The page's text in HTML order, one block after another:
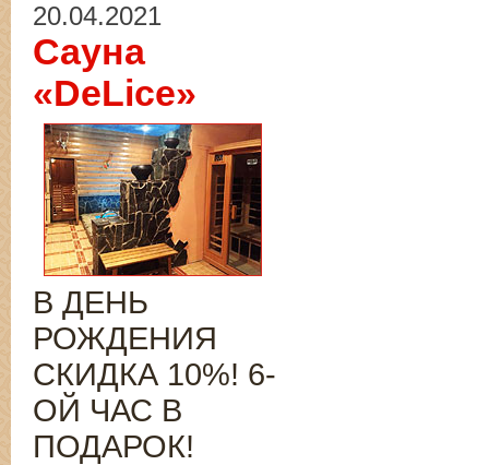
20.04.2021
Сауна
«DeLice»
В ДЕНЬ
РОЖДЕНИЯ
СКИДКА 10%! 6-
ОЙ ЧАС В
ПОДАРОК!